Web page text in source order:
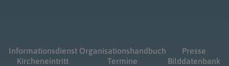
Informationsdienst
Kircheneintritt
Organisationshandbuch
Termine
Presse
Bilddatenbank